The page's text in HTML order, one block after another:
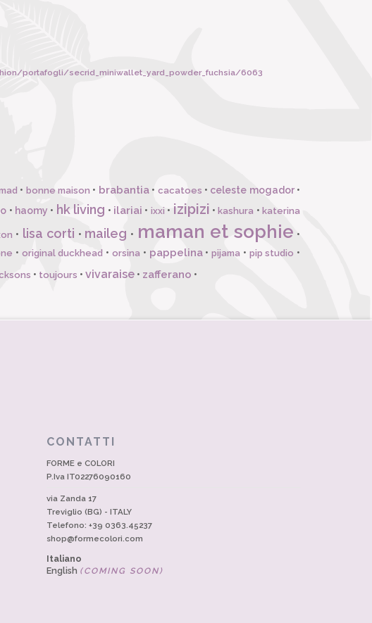
portafogli/secrid_miniwallet_yard_powder_fuchsia/6063
• bonne maison • brabantia• cacatoes • celeste mogador•
• haomy • hk living • ilariai • ixxi• izipizi •kashura •katerina
• lisa corti • maileg • maman et sophie •
• original duckhead • orsina • pappelina•pijama • pip studio •
• toujours • vivaraise • zafferano •
CONTATTI
FORME e COLORI
P.Iva IT02276090160
via Zanda 17
Treviglio (BG) - ITALY
Telefono: +39 0363.45237
shop@formecolori.com
Italiano
English (COMING SOON)